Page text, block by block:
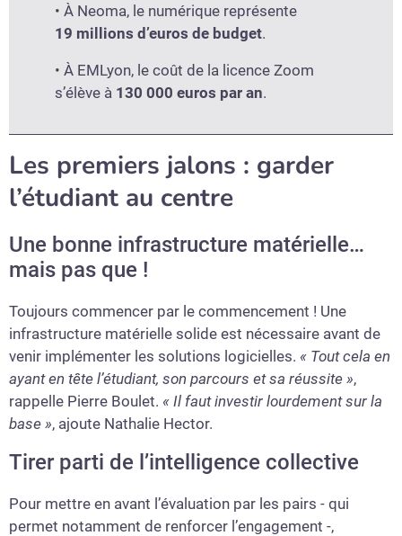
• À Neoma, le numérique représente
19 millions d’euros de budget.
• À EMLyon, le coût de la licence Zoom
s’élève à 130 000 euros par an.
Les premiers jalons : garder
l’étudiant au centre
Une bonne infrastructure matérielle…
mais pas que !
Toujours commencer par le commencement ! Une
infrastructure matérielle solide est nécessaire avant de
venir implémenter les solutions logicielles. « Tout cela en
ayant en tête l’étudiant, son parcours et sa réussite »,
rappelle Pierre Boulet. « Il faut investir lourdement sur la
base », ajoute Nathalie Hector.
Tirer parti de l’intelligence collective
Pour mettre en avant l’évaluation par les pairs - qui
permet notamment de renforcer l’engagement -,